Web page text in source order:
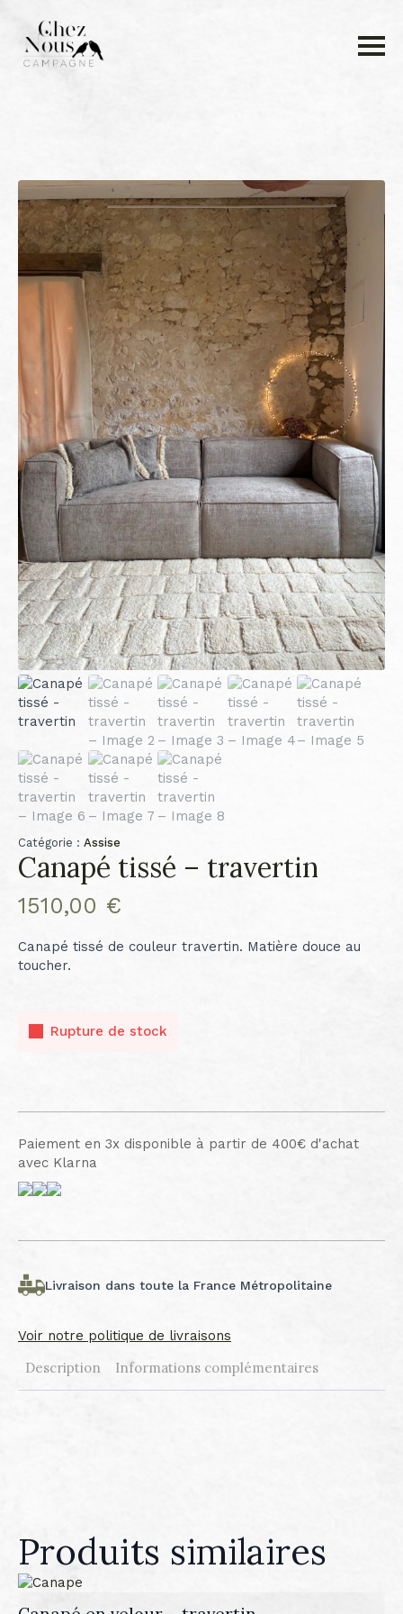
Catégorie : Assise
Canapé tissé – travertin
1510,00 €
Canapé tissé de couleur travertin. Matière douce au
toucher.
Rupture de stock
Paiement en 3x disponible à partir de 400€ d'achat
avec Klarna
Livraison dans toute la France Métropolitaine
Voir notre politique de livraisons
Description Informations complémentaires
Produits similaires